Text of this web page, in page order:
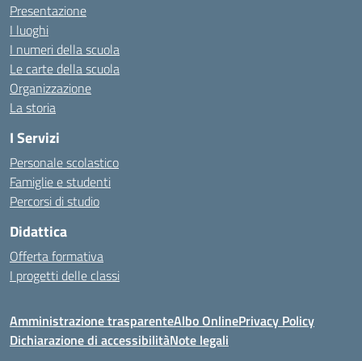
Presentazione
I luoghi
I numeri della scuola
Le carte della scuola
Organizzazione
La storia
I Servizi
Personale scolastico
Famiglie e studenti
Percorsi di studio
Didattica
Offerta formativa
I progetti delle classi
Amministrazione trasparenteAlbo OnlinePrivacy Policy
Dichiarazione di accessibilitàNote legali